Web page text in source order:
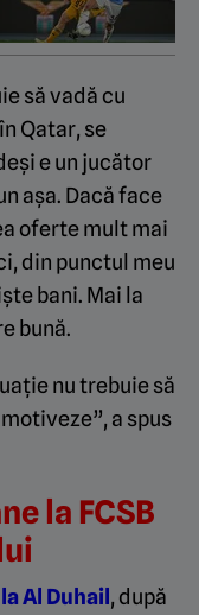
să vadă cu
Qatar, se
e un jucător
așa. Dacă face
oferte mult mai
din punctul meu
bani. Mai la
bună.
nu trebuie să
a spus
la FCSB
Al Duhail, după